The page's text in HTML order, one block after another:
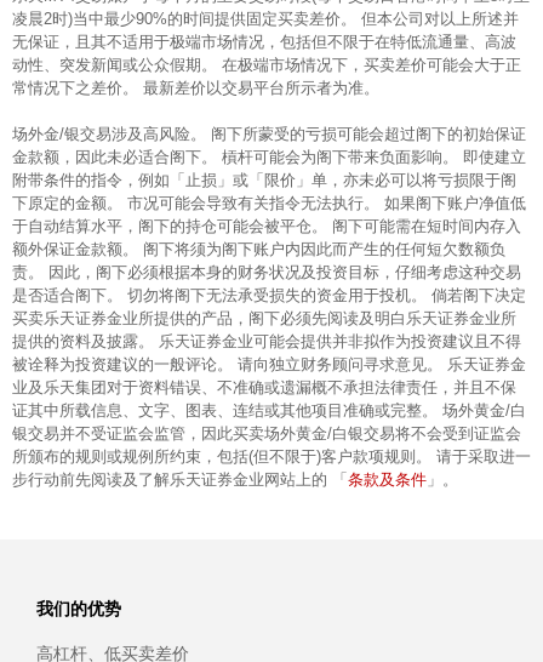
凌晨2时)当中最少90%的时间提供固定买卖差价。 但本公司对以上所述并
无保证，且其不适用于极端市场情况，包括但不限于在特低流通量、高波
动性、突发新闻或公众假期。 在极端市场情况下，买卖差价可能会大于正
常情况下之差价。 最新差价以交易平台所示者为准。
场外金/银交易涉及高风险。 阁下所蒙受的亏损可能会超过阁下的初始保证
金款额，因此未必适合阁下。 槓杆可能会为阁下带来负面影响。 即使建立
附带条件的指令，例如「止损」或「限价」单，亦未必可以将亏损限于阁
下原定的金额。 市况可能会导致有关指令无法执行。 如果阁下账户净值低
于自动结算水平，阁下的持仓可能会被平仓。 阁下可能需在短时间内存入
额外保证金款额。 阁下将须为阁下账户内因此而产生的任何短欠数额负
责。 因此，阁下必须根据本身的财务状况及投资目标，仔细考虑这种交易
是否适合阁下。 切勿将阁下无法承受损失的资金用于投机。 倘若阁下决定
买卖乐天证券金业所提供的产品，阁下必须先阅读及明白乐天证券金业所
提供的资料及披露。 乐天证券金业可能会提供并非拟作为投资建议且不得
被诠释为投资建议的一般评论。 请向独立财务顾问寻求意见。 乐天证券金
业及乐天集团对于资料错误、不准确或遗漏概不承担法律责任，并且不保
证其中所载信息、文字、图表、连结或其他项目准确或完整。 场外黄金/白
银交易并不受证监会监管，因此买卖场外黄金/白银交易将不会受到证监会
所颁布的规则或规例所约束，包括(但不限于)客户款项规则。 请于采取进一
步行动前先阅读及了解乐天证券金业网站上的 「 条款及条件 」。
我们的优势
高杠杆、低买卖差价